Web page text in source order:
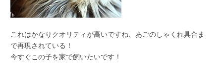
これはかなりクオリティが高いですね、あごのしゃくれ具合ま
で再現されている！
今すぐこの子を家で飼いたいです！